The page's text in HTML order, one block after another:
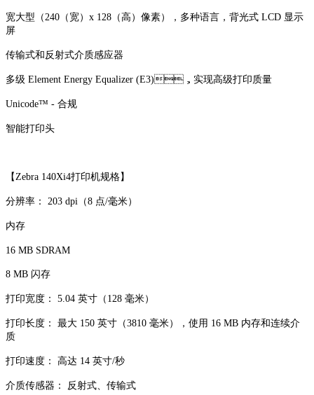
宽大型（240（宽）x 128（高）像素），多种语言，背光式 LCD 显示
屏
传输式和反射式介质感应器
多级 Element Energy Equalizer (E3)，实现高级打印质量
Unicode™ - 合规
智能打印头
【Zebra 140Xi4打印机规格】
分辨率： 203 dpi（8 点/毫米）
内存
16 MB SDRAM
8 MB 闪存
打印宽度： 5.04 英寸（128 毫米）
打印长度： 最大 150 英寸（3810 毫米），使用 16 MB 内存和连续介
质
打印速度： 高达 14 英寸/秒
介质传感器： 反射式、传输式